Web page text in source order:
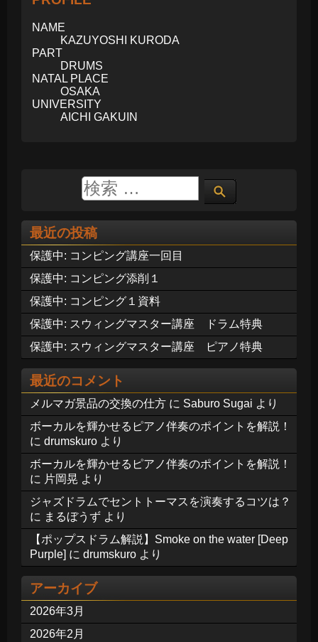
NAME
KAZUYOSHI KURODA
PART
DRUMS
NATAL PLACE
OSAKA
UNIVERSITY
AICHI GAKUIN
最近の投稿
保護中: コンピング講座一回目
保護中: コンピング添削１
保護中: コンピング１資料
保護中: スウィングマスター講座 ドラム特典
保護中: スウィングマスター講座 ピアノ特典
最近のコメント
メルマガ景品の交換の仕方 に Saburo Sugai より
ボーカルを輝かせるピアノ伴奏のポイントを解説！
に drumskuro より
ボーカルを輝かせるピアノ伴奏のポイントを解説！
に 片岡晃 より
ジャズドラムでセントトーマスを演奏するコツは？
に まるぼうず より
【ポップスドラム解説】Smoke on the water [Deep
Purple] に drumskuro より
アーカイブ
2026年3月
2026年2月